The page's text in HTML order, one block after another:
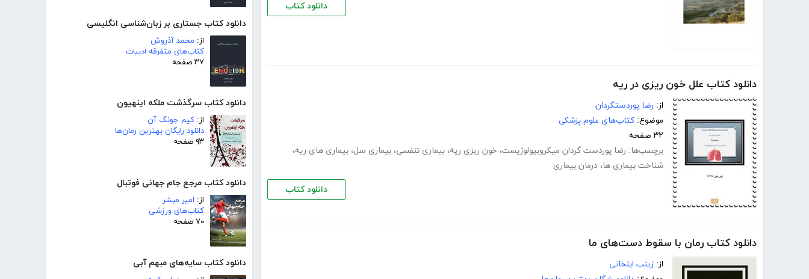
دانلود کتاب جستاری بر زبان‌شناسی انگلیسی
از: محمد آذروش
کتاب‌های متفرقه ادبیات
۳۷ صفحه
دانلود کتاب سرگذشت ملکه اینهیون
از: کیم جونگ آن
دانلود رایگان بهترین رمان‌ها
۹۳ صفحه
دانلود کتاب مرجع جام جهانی فوتبال
از: امیر مبشر
کتاب‌های ورزشی
۷۰ صفحه
دانلود کتاب سایه‌های مبهم آبی
دانلود کتاب
دانلود کتاب علل خون ریزی در ریه
از: رضا پوردستگردان
موضوع: کتاب‌های علوم پزشکی
۳۲ صفحه
برچسب‌ها: رضا پوردست گردان میکروبیولوژیست، خون ریزی ریه، بیماری تنفسی، بیماری سل، بیماری های ریه،
شناخت بیماری ها، درمان بیماری
دانلود کتاب
دانلود کتاب رمان با سقوط دست‌های ما
از: زینب ایلخانی